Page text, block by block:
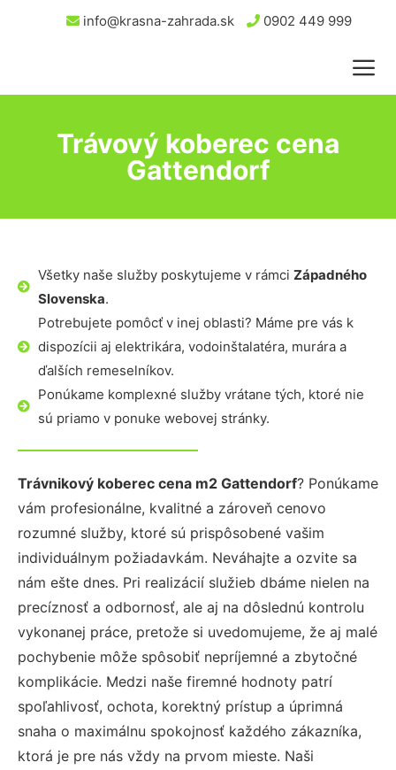
info@krasna-zahrada.sk 0902 449 999
Trávový koberec cena
Gattendorf
Všetky naše služby poskytujeme v rámci Západného
Slovenska.
Potrebujete pomôcť v inej oblasti? Máme pre vás k
dispozícii aj elektrikára, vodoinštalatéra, murára a
ďalších remeselníkov.
Ponúkame komplexné služby vrátane tých, ktoré nie
sú priamo v ponuke webovej stránky.
Trávnikový koberec cena m2 Gattendorf? Ponúkame
vám profesionálne, kvalitné a zároveň cenovo
rozumné služby, ktoré sú prispôsobené vašim
individuálnym požiadavkám. Neváhajte a ozvite sa
nám ešte dnes. Pri realizácií služieb dbáme nielen na
precíznosť a odbornosť, ale aj na dôslednú kontrolu
vykonanej práce, pretože si uvedomujeme, že aj malé
pochybenie môže spôsobiť nepríjemné a zbytočné
komplikácie. Medzi naše firemné hodnoty patrí
spoľahlivosť, ochota, korektný prístup a úprimná
snaha o maximálnu spokojnosť každého zákazníka,
ktorá je pre nás vždy na prvom mieste. Naši